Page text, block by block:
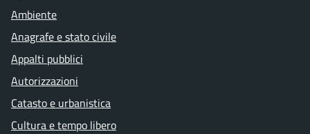
Ambiente
Anagrafe e stato civile
Appalti pubblici
Autorizzazioni
Catasto e urbanistica
Cultura e tempo libero